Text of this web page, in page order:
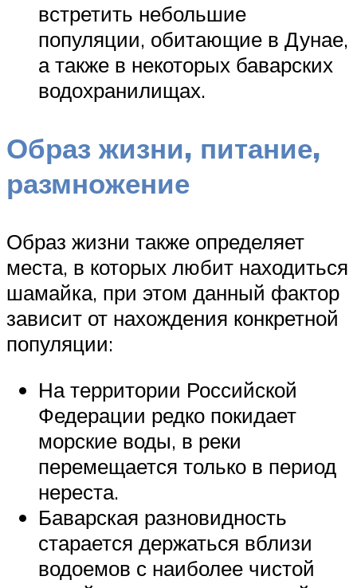
встретить небольшие
популяции, обитающие в Дунае,
а также в некоторых баварских
водохранилищах.
Образ жизни, питание,
размножение
Образ жизни также определяет
места, в которых любит находиться
шамайка, при этом данный фактор
зависит от нахождения конкретной
популяции:
На территории Российской
Федерации редко покидает
морские воды, в реки
перемещается только в период
нереста.
Баварская разновидность
старается держаться вблизи
водоемов с наиболее чистой